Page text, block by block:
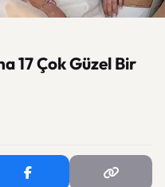
17 Çok Güzel Bir